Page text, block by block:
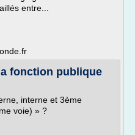
entre...
fonction publique
interne et 3ème
voie) » ?